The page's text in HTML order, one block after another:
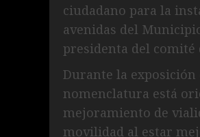
ciudadano para la
avenidas del
presidenta del comité
Durante la exposición
nomenclatura está
mejoramiento de
movilidad al estar